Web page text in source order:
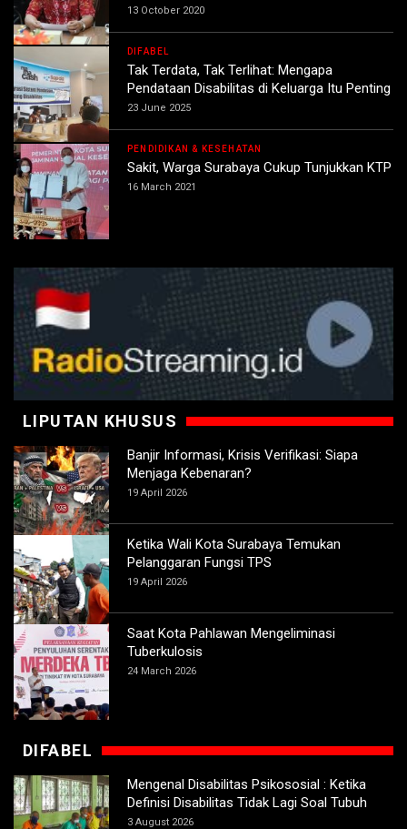
13 October 2020
DIFABEL
Tak Terdata, Tak Terlihat: Mengapa
Pendataan Disabilitas di Keluarga Itu Penting
23 June 2025
PENDIDIKAN & KESEHATAN
Sakit, Warga Surabaya Cukup Tunjukkan KTP
16 March 2021
LIPUTAN KHUSUS
Banjir Informasi, Krisis Verifikasi: Siapa
Menjaga Kebenaran?
19 April 2026
Ketika Wali Kota Surabaya Temukan
Pelanggaran Fungsi TPS
19 April 2026
Saat Kota Pahlawan Mengeliminasi
Tuberkulosis
24 March 2026
DIFABEL
Mengenal Disabilitas Psikososial : Ketika
Definisi Disabilitas Tidak Lagi Soal Tubuh
3 August 2026